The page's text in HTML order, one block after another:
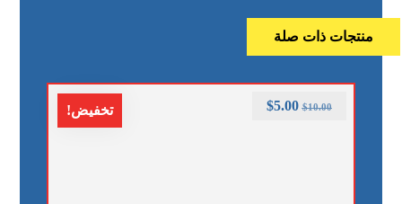
منتجات ذات صلة
تخفيض! $10.00
$5.00